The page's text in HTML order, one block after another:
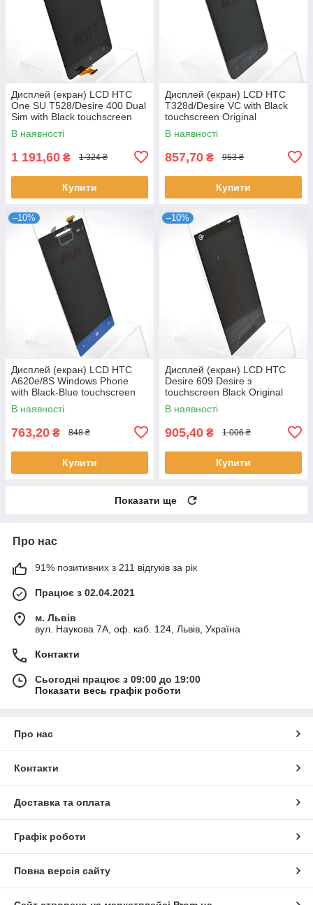
Дисплей (екран) LCD HTC
One SU T528/Desire 400 Dual
Sim with Black touchscreen
Original
В наявності
1 191,60 ₴ 1 324 ₴
Купити
Дисплей (екран) LCD HTC
T328d/Desire VC with Black
touchscreen Original
В наявності
857,70 ₴ 953 ₴
Купити
–10%
Дисплей (екран) LCD HTC
A620e/8S Windows Phone
with Black-Blue touchscreen
Original
В наявності
763,20 ₴ 848 ₴
Купити
–10%
Дисплей (екран) LCD HTC
Desire 609 Desire з
touchscreen Black Original
В наявності
905,40 ₴ 1 006 ₴
Купити
Показати ще
Про нас
91% позитивних з 211 відгуків за рік
Працює з 02.04.2021
м. Львів
вул. Наукова 7А, оф. каб. 124, Львів, Україна
Контакти
Сьогодні працює з 09:00 до 19:00
Показати весь графік роботи
Про нас
Контакти
Доставка та оплата
Графік роботи
Повна версія сайту